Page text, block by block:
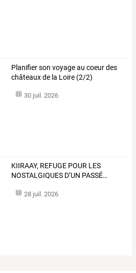
Planifier son voyage au coeur des
châteaux de la Loire (2/2)
30 juil. 2026
KIIRAAY, REFUGE POUR LES
NOSTALGIQUES D’UN PASSÉ…
28 juil. 2026